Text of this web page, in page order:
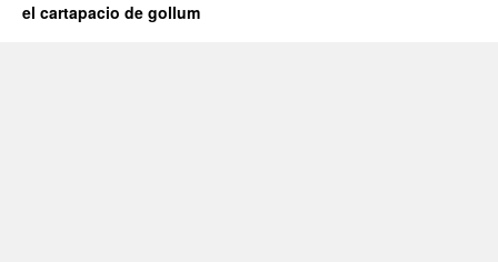
el cartapacio de gollum